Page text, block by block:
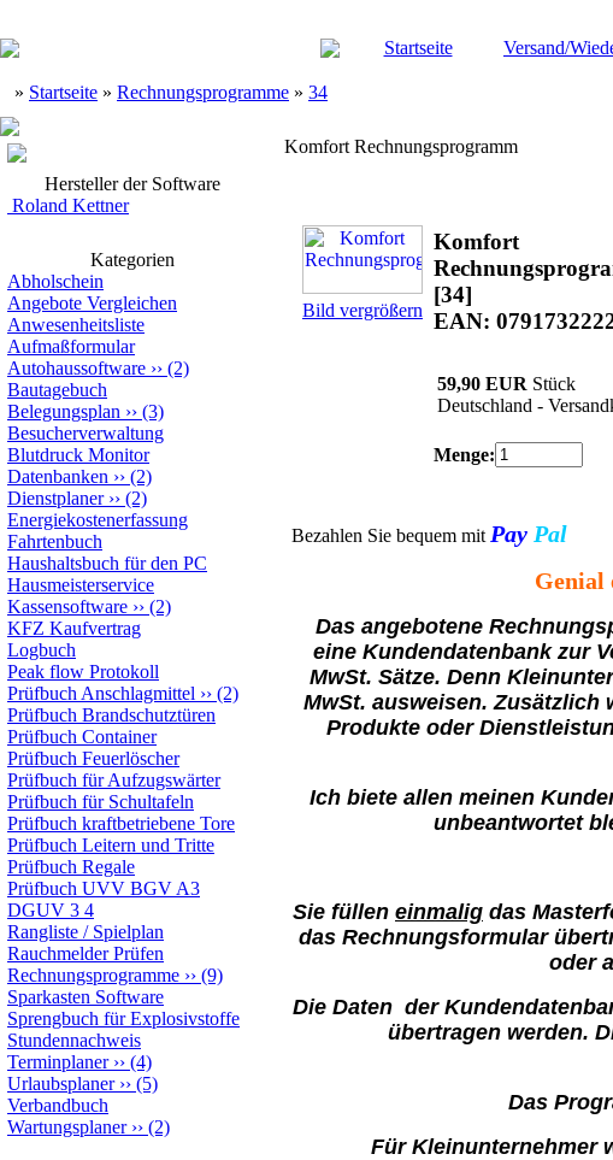
Startseite Versand/
» Startseite » Rechnungsprogramme » 34
Hersteller der Software
Roland Kettner
Kategorien
Abholschein
Angebote Vergleichen
Anwesenheitsliste
Aufmaßformular
Autohaussoftware ›› (2)
Bautagebuch
Belegungsplan ›› (3)
Besucherverwaltung
Blutdruck Monitor
Datenbanken ›› (2)
Dienstplaner›› (2)
Energiekostenerfassung
Fahrtenbuch
Haushaltsbuch für den PC
Hausmeisterservice
Kassensoftware ›› (2)
KFZ Kaufvertrag
Logbuch
Peak flow Protokoll
Prüfbuch Anschlagmittel ›› (2)
Prüfbuch Brandschutztüren
Prüfbuch Container
Prüfbuch Feuerlöscher
Prüfbuch für Aufzugswärter
Prüfbuch für Schultafeln
Prüfbuch kraftbetriebene Tore
Prüfbuch Leitern und Tritte
Prüfbuch Regale
Prüfbuch UVV BGV A3
DGUV 3 4
Rangliste / Spielplan
Rauchmelder Prüfen
Rechnungsprogramme ›› (9)
Sparkasten Software
Sprengbuch für Explosivstoffe
Stundennachweis
Terminplaner›› (4)
Urlaubsplaner›› (5)
Verbandbuch
Wartungsplaner›› (2)
Komfort Rechnungsprogramm
Bild vergrößern
Komfort
[34]
EAN:
59,90 EUR Stück
Deutschland -
Menge:
Bezahlen Sie bequem mit Pay Pal
Genial
Das angebotene
eine Kundendatenbank zur
MwSt. Sätze. Denn
MwSt. ausweisen. Zusätzlich
Produkte oder
Ich biete allen meinen
unbeantwortet
Sie füllen einmalig das
das Rechnungsformular
oder
Die Daten der
übertragen werden.
Das
Für Kleinunternehmer